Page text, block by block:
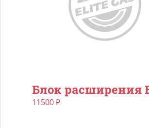
Блок расширения
11500₽